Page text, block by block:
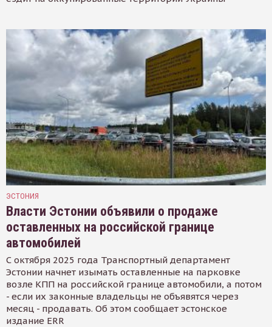
ЭСТОНИЯ
Власти Эстонии объявили о продаже
оставленных на российской границе
автомобилей
С октября 2025 года Транспортный департамент
Эстонии начнет изымать оставленные на парковке
возле КПП на российской границе автомобили, а потом
- если их законные владельцы не объявятся через
месяц - продавать. Об этом сообщает эстонское
издание ERR